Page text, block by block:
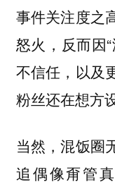
事件关注度之
怒火，反而因
不信任，以及
粉丝还在想方
当然，混饭圈
追偶像甭管